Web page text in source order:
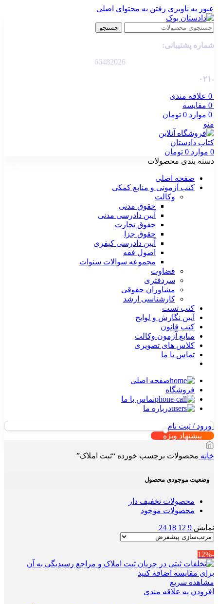
عبور به ناوبری رفتن به محتوای اصلی
جستجو
شماره پشتیبانی:
66482026
-۰۲۱
0 علاقه مندی
0 مقایسه
0 موارد 0 تومان
منو
0 موارد 0 تومان
دسته بندی محصولات
صفحه اصلی
کتب آزمونی و منابع کمکی
وکالت
حقوق مدنی
آیین دادرسی مدنی
حقوق تجارت
حقوق جزا
آیین دادرسی کیفری
اصول فقه
مجموعه سوالات سنوات
قضاوت
سردفتری
مشاوران حقوقی
کارشناسی ارشد
کتب تست
آیین نگارش و لوایح
کتب قانون
منابع آزمون وکالت
کلاس های تصویری
تماس با ما
صفحه اصلی
فروشگاه
تماس با ما
درباره ما
ورود / ثبت نام
پیشنهاد ویژه
خانه محصولات برچسب خورده “ثبت املاک”
وضعیت موجودی محصول
محصولات تخفیف دار
محصولات موجود
نمایش 9
12
18
24
-12%
برای مقایسه اضافه کنید
مشاهده سریع
افزودن به علاقه مندی